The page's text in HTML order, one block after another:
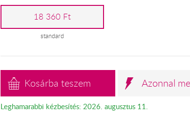
18 360 Ft
standard
Kosárba teszem Azonnal
Leghamarabbi kézbesítés: 2026. augusztus 11.